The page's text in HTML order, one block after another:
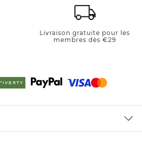
Livraison gratuite pour les
membres dès €29